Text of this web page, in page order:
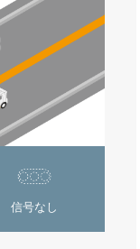
信号なし